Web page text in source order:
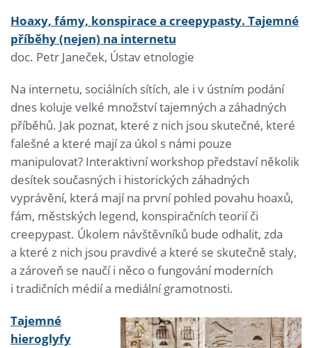
Hoaxy, fámy, konspirace a creepypasty. Tajemné
příběhy (nejen) na internetu
doc. Petr Janeček, Ústav etnologie
Na internetu, sociálních sítích, ale i v ústním podání
dnes koluje velké množství tajemných a záhadných
příběhů. Jak poznat, které z nich jsou skutečné, které
falešné a které mají za úkol s námi pouze
manipulovat? Interaktivní workshop představí několik
desítek současných i historických záhadných
vyprávění, která mají na první pohled povahu hoaxů,
fám, městských legend, konspiračních teorií či
creepypast. Úkolem návštěvníků bude odhalit, zda
a které z nich jsou pravdivé a které se skutečně staly,
a zároveň se naučí i něco o fungování moderních
i tradičních médií a mediální gramotnosti.
Tajemné
hieroglyfy